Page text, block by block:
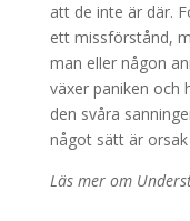
att de inte är där.
ett missförstånd,
man eller någon
växer paniken och
den svåra
något sätt är
Läs mer om